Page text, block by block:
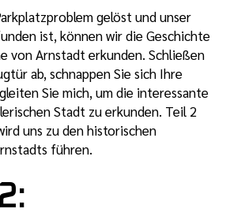
gelöst und unser
ist, können wir die Geschichte
von Arnstadt erkunden. Schließen
ab, schnappen Sie sich Ihre
Sie mich, um die interessante
Stadt zu erkunden. Teil 2
uns zu den historischen
führen.